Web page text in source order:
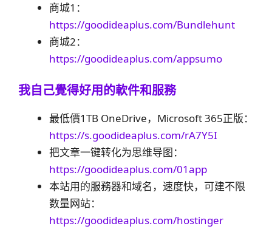
商城1：
https://goodideaplus.com/Bundlehunt
商城2：
https://goodideaplus.com/appsumo
我自己覺得好用的軟件和服務
最低價1TB OneDrive，Microsoft 365正版：
https://s.goodideaplus.com/rA7Y5I
把文章一键转化为思维导图：
https://goodideaplus.com/01app
本站用的服務器和域名，速度快，可建不限
数量网站：
https://goodideaplus.com/hostinger